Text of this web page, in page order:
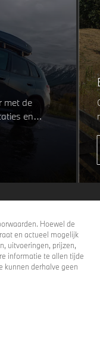
met de
en
of
van15%
Hoewel de
en actueel mogelijk
uitvoeringen, prijzen,
informatie te allen tijde
kunnen derhalve geen